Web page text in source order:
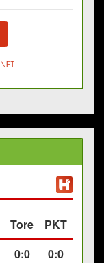
Tore
PKT
0:0
0:0